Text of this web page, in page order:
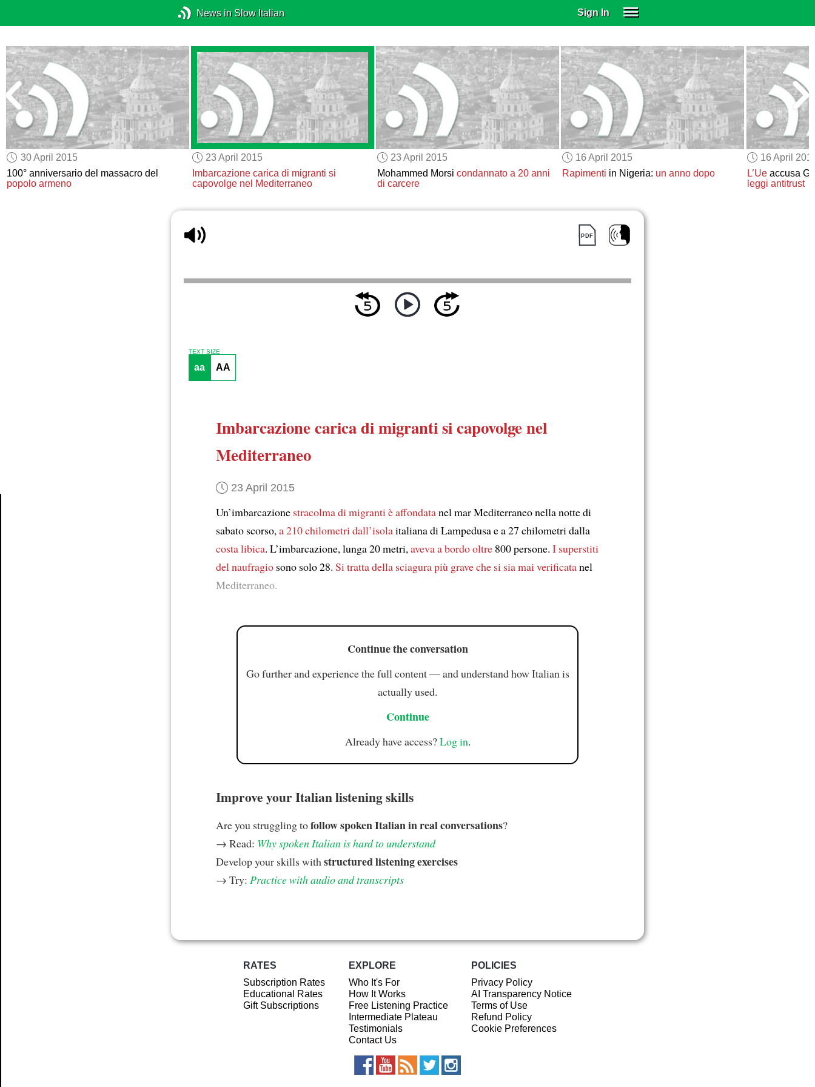
News in Slow Italian Sign In
SUBSCRIBE
EDUCATIONAL LICENSES
GIFT CARDS
OTHER LANGUAGES
ABOUT US
ALEXA
ADJUST COLORS
30 April 2015
100° anniversario del massacro del
popolo armeno
23 April 2015
Imbarcazione carica di migranti si
capovolge nel Mediterraneo
23 April 2015
Mohammed Morsi condannato a 20 anni
di carcere
16 April 2015
Rapimenti in Nigeria: un anno dopo
16 April
L’Ue accusa
leggi antitrust
TEXT SIZE
aa AA
Imbarcazione carica di migrantisi capovolgenel
Mediterraneo
23 April 2015
Un’imbarcazione stracolma di migrantiè affondatanel mar Mediterraneo nella notte di
sabato scorso,a 210 chilometri dall’isolaitaliana di Lampedusa e a 27 chilometri dalla
costa libica. L’imbarcazione, lunga 20 metri,aveva a bordooltre 800 persone. I superstiti
del naufragio sono solo 28. Si tratta della sciagura più graveche si sia mai verificatanel
Mediterraneo.
Continue the conversation
Go further and experience the full content — and understand how Italian is
actually used.
Continue
Already have access?Log in.
Improve your Italian listening skills
Are you struggling tofollow spoken Italian in real conversations?
→ Read: Why spoken Italian is hard to understand
Develop your skills withstructured listening exercises
→ Try: Practice with audio and transcripts
RATES
Subscription Rates
Educational Rates
Gift Subscriptions
EXPLORE
Who It's For
How It Works
Free Listening Practice
Intermediate Plateau
Testimonials
Contact Us
POLICIES
Privacy Policy
AI Transparency Notice
Terms of Use
Refund Policy
Cookie Preferences